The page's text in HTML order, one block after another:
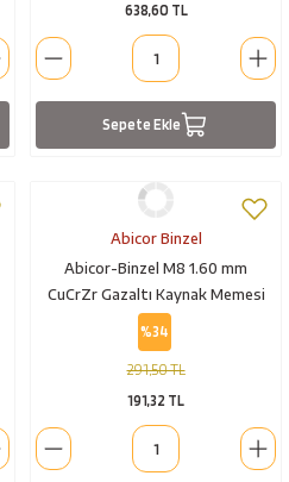
638,60 TL
Sepete Ekle
Abicor Binzel
Abicor-Binzel M8 1.60 mm
CuCrZr Gazaltı Kaynak Memesi
10/30
%34
291,50 TL
191,32 TL